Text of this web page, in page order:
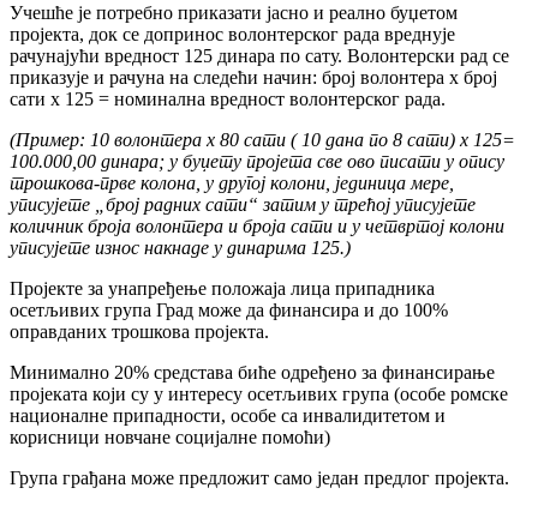
Учешће је потребно приказати јасно и реално буџетом
пројекта, док се допринос волонтерског рада вреднује
рачунајући вредност 125 динара по сату. Волонтерски рад се
приказује и рачуна на следећи начин: број волонтера x број
сати x 125 = номинална вредност волонтерског рада.
(Пример: 10 волонтера x 80 сати ( 10 дана по 8 сати) x 125=
100.000,00 динара; у буџету пројета све ово писати у опису
трошкова-прве колона, у другој колони, јединица мере,
уписујете „број радних сати“ затим у трећој уписујете
количник броја волонтера и броја сати и у четвртој колони
уписујете износ накнаде у динарима 125.)
Пројекте за унапређење положаја лица припадника
осетљивих група Град може да финансира и до 100%
оправданих трошкова пројекта.
Минимално 20% средстава биће одређено за финансирање
пројеката који су у интересу осетљивих група (особе ромске
националне припадности, особе са инвалидитетом и
корисници новчане социјалне помоћи)
Група грађана може предложит само један предлог пројекта.